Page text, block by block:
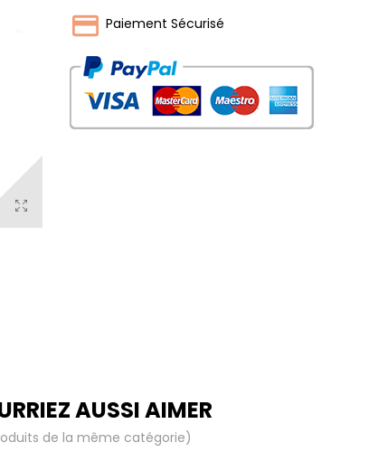
Paiement Sécurisé
AUSSI AIMER
de la même catégorie)